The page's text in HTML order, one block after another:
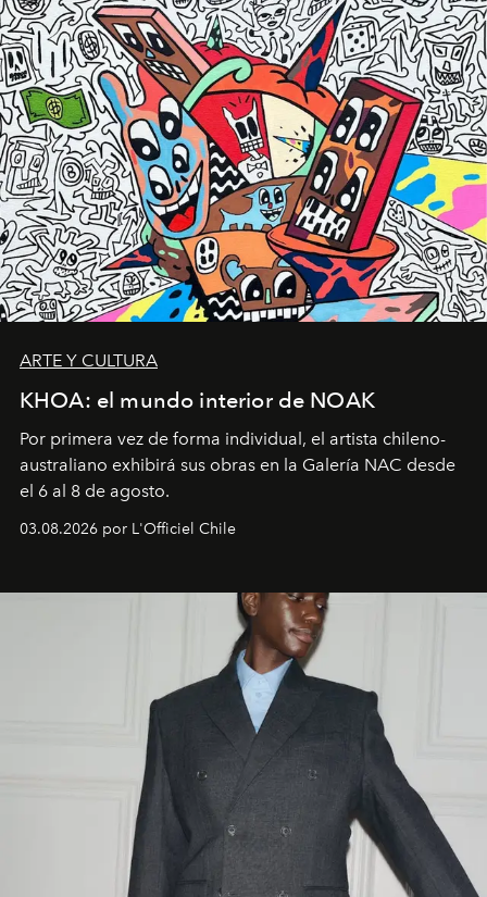
ARTE Y CULTURA
KHOA: el mundo interior de NOAK
Por primera vez de forma individual, el artista chileno-
australiano exhibirá sus obras en la Galería NAC desde
el 6 al 8 de agosto.
03.08.2026 por L'Officiel Chile